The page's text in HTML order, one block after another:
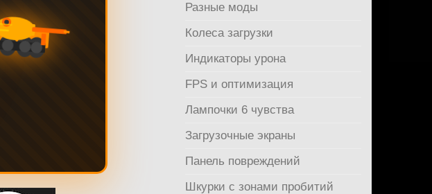
Разные моды
Колеса загрузки
Индикаторы урона
FPS и оптимизация
Лампочки 6 чувства
Загрузочные экраны
Панель повреждений
Шкурки с зонами пробитий